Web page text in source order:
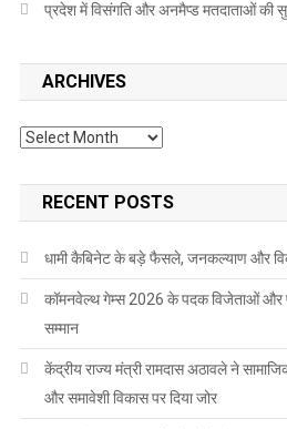
प्रदेश में विसंगति और अनमैप्ड मतदाताओं की
ARCHIVES
Archives
RECENT POSTS
धामी कैबिनेट के बड़े फैसले, जनकल्याण और
कॉमनवेल्थ गेम्स 2026 के पदक विजेताओं और
सम्मान
केंद्रीय राज्य मंत्री रामदास अठावले ने
और समावेशी विकास पर दिया जोर